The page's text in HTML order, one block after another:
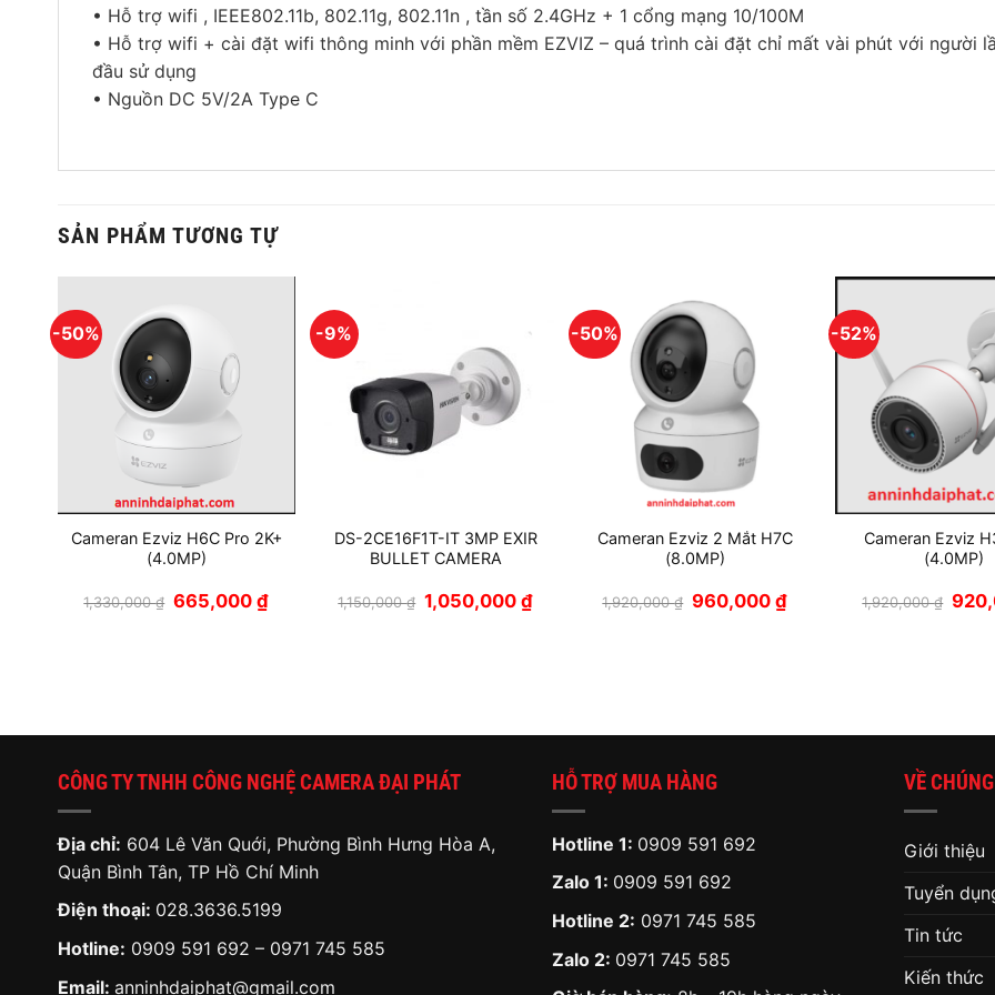
• Hỗ trợ wifi , IEEE802.11b, 802.11g, 802.11n , tần số 2.4GHz + 1 cổng mạng 10/100M
• Hỗ trợ wifi + cài đặt wifi thông minh với phần mềm EZVIZ – quá trình cài đặt chỉ mất vài phút với người
đầu sử dụng
• Nguồn DC 5V/2A Type C
SẢN PHẨM TƯƠNG TỰ
-50%
Cameran Ezviz H6C Pro 2K+
(4.0MP)
1,330,000₫ Giá
gốc
665,000₫Giá
-9%
DS-2CE16F1T-IT 3MP EXIR
BULLET CAMERA
1,150,000₫ Giá
gốc
1,050,000₫Giá
-50%
Cameran Ezviz 2 Mắt H7C
(8.0MP)
1,920,000₫ Giá
gốc
960,000₫Giá
-52%
Cameran Ezviz
(4.0MP)
1,920,000₫ Giá
gốc
CÔNG TY TNHH CÔNG NGHỆ CAMERA ĐẠI PHÁT
Địa chỉ: 604 Lê Văn Quới, Phường Bình Hưng Hòa A,
Quận Bình Tân, TP Hồ Chí Minh
Điện thoại: 028.3636.5199
Hotline: 0909 591 692 – 0971 745 585
Email: anninhdaiphat@gmail.com
HỖ TRỢ MUA HÀNG
Hotline 1: 0909 591 692
Zalo 1: 0909 591 692
Hotline 2: 0971 745 585
Zalo 2: 0971 745 585
VỀ
Giới thiệu
Tuyển
Tin tức
Kiến thức